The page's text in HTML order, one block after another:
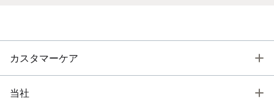
カスタマーケア
当社